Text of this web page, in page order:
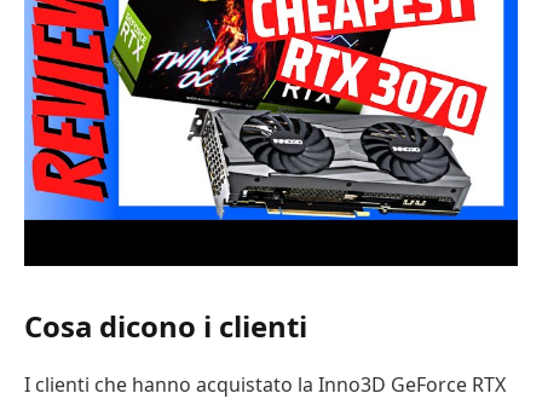
Cosa dicono i clienti
I clienti che hanno acquistato la Inno3D GeForce RTX